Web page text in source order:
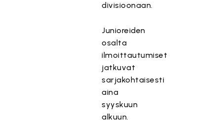
divisioonaan.
Junioreiden
osalta
ilmoittautumiset
jatkuvat
sarjakohtaisesti
aina
syyskuun
alkuun.